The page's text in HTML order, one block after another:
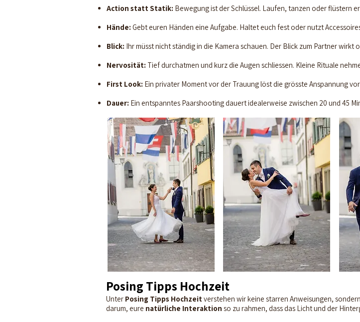
Action statt Statik: Bewegung ist der Schlüssel. Laufen, tanzen oder flüstern
Hände: Gebt euren Händen eine Aufgabe. Haltet euch fest oder nutzt
Blick: Ihr müsst nicht ständig in die Kamera schauen. Der Blick zum Partner wirkt
Nervosität: Tief durchatmen und kurz die Augen schliessen. Kleine Rituale
First Look: Ein privater Moment vor der Trauung löst die grösste Anspannung
Dauer: Ein entspanntes Paarshooting dauert idealerweise zwischen 20 und 45
Posing Tipps Hochzeit
Unter Posing Tipps Hochzeitverstehen wir keine starren Anweisungen,
darum, eure natürliche Interaktion so zu rahmen, dass das Licht und der